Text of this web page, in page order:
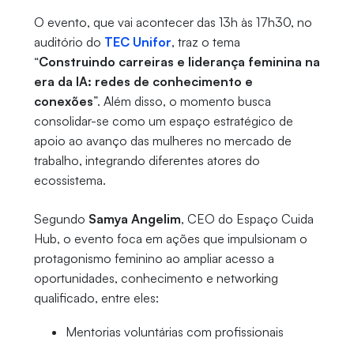
O evento, que vai acontecer das 13h às 17h30, no
auditório do TEC Unifor, traz o tema
“Construindo carreiras e liderança feminina na
era da IA: redes de conhecimento e
conexões”. Além disso, o momento busca
consolidar-se como um espaço estratégico de
apoio ao avanço das mulheres no mercado de
trabalho, integrando diferentes atores do
ecossistema.
Segundo Samya Angelim, CEO do Espaço Cuida
Hub, o evento foca em ações que impulsionam o
protagonismo feminino ao ampliar acesso a
oportunidades, conhecimento e networking
qualificado, entre eles:
Mentorias voluntárias com profissionais